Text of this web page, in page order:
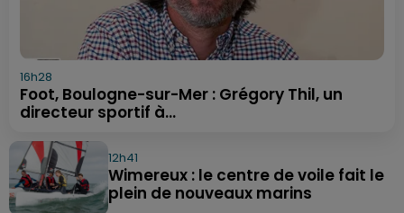
16h28
Foot, Boulogne-sur-Mer : Grégory Thil, un
directeur sportif à...
12h41
Wimereux : le centre de voile fait le
plein de nouveaux marins